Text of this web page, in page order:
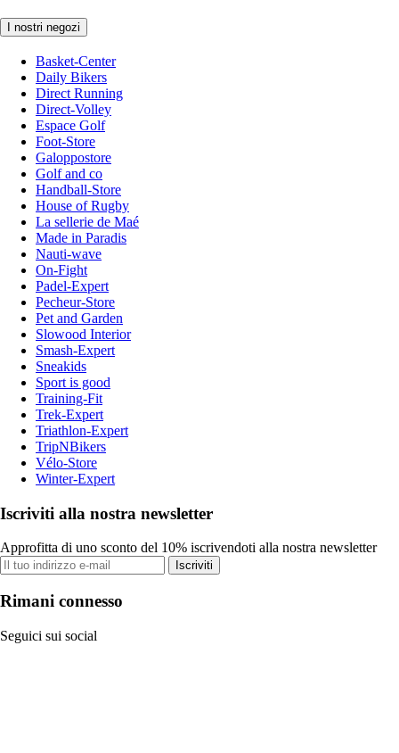
I nostri negozi
Basket-Center
Daily Bikers
Direct Running
Direct-Volley
Espace Golf
Foot-Store
Galoppostore
Golf and co
Handball-Store
House of Rugby
La sellerie de Maé
Made in Paradis
Nauti-wave
On-Fight
Padel-Expert
Pecheur-Store
Pet and Garden
Slowood Interior
Smash-Expert
Sneakids
Sport is good
Training-Fit
Trek-Expert
Triathlon-Expert
TripNBikers
Vélo-Store
Winter-Expert
Iscriviti alla nostra newsletter
Approfitta di uno sconto del 10% iscrivendoti alla nostra newsletter
Iscriviti
Rimani connesso
Seguici sui social